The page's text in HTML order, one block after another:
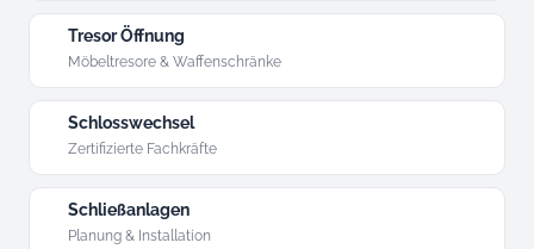
Tresor Öffnung
Möbeltresore & Waffenschränke
Schlosswechsel
Zertifizierte Fachkräfte
Schließanlagen
Planung & Installation